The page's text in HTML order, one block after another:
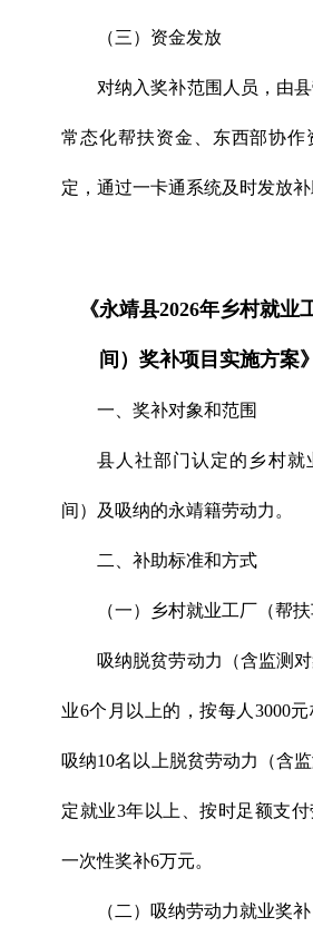
（三）资金发放
对纳入奖补范围人员，由
常态化帮扶资金、东西部协作
定，通过一卡通系统及时发放补
《永靖县2026年乡村就业
间）奖补项目实施方案
一、奖补对象和范围
县人社部门认定的乡村就
间）及吸纳的永靖籍劳动力。
二、补助标准和方式
（一）乡村就业工厂（帮
吸纳脱贫劳动力（含监测
业6个月以上的，按每人3000元
吸纳10名以上脱贫劳动力（含
定就业3年以上、按时足额支
一次性奖补6万元。
（二）吸纳劳动力就业奖补